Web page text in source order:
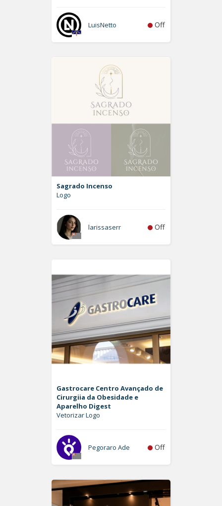
LuisNetto Off
Sagrado Incenso
Logo
larissaserr Off
Gastrocare Centro Avançado de
Cirurgiia da Obesidade e
Aparelho Digest
Vetorizar Logo
Pegoraro Ade Off